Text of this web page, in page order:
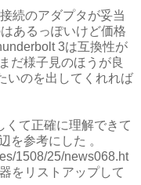
続のアダプタが妥当
あるっぽいけど価格
3は互換性が
だ様子見のほうが良
いのを出してくれれば
くて正確に理解できて
を参考にした 。
1508/25/news068.ht
をリストアップして